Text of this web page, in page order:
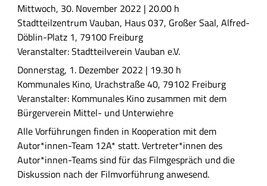
Mittwoch, 30. November 2022 | 20.00 h
Stadtteilzentrum Vauban, Haus 037, Großer Saal, Alfred-
Döblin-Platz 1, 79100 Freiburg
Veranstalter: Stadtteilverein Vauban e.V.
Donnerstag, 1. Dezember 2022 | 19.30 h
Kommunales Kino, Urachstraße 40, 79102 Freiburg
Veranstalter: Kommunales Kino zusammen mit dem
Bürgerverein Mittel- und Unterwiehre
Alle Vorführungen finden in Kooperation mit dem
Autor*innen-Team 12A* statt. Vertreter*innen des
Autor*innen-Teams sind für das Filmgespräch und die
Diskussion nach der Filmvorführung anwesend.